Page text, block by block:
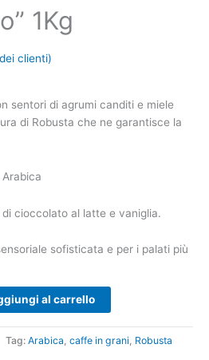
1Kg
clienti)
sentori di agrumi canditi e miele
di Robusta che ne garantisce la
Arabica
cioccolato al latte e vaniglia.
sofisticata e per i palati più
al carrello
Tag: Arabica caffe in grani Robusta